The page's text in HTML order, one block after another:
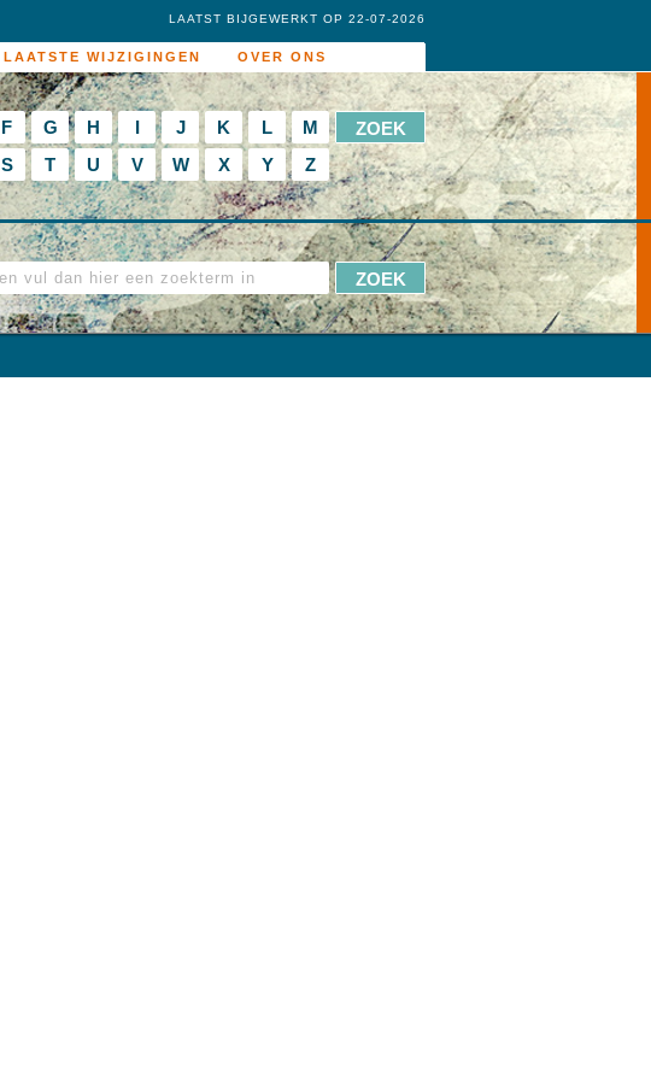
LAATSTE WIJZIGINGEN OVER ONS
LAATST BIJGEWERKT OP 22-07-2026
F G H I J K L
M
S T U V W X Y Z